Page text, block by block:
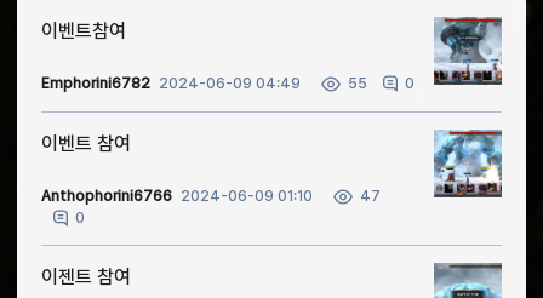
이벤트참여
Emphorini6782 2024-06-09 04:49 55 0
이벤트 참여
Anthophorini6766 2024-06-09 01:10
47
0
이젠트 참여